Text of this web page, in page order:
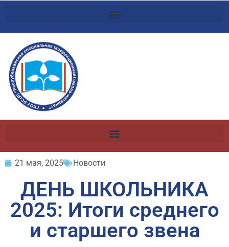
21 мая, 2025 Новости
ДЕНЬ ШКОЛЬНИКА
2025: Итоги среднего
и старшего звена